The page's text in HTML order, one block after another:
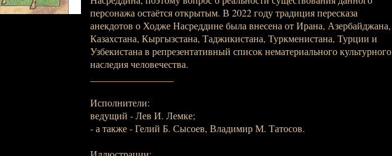
персонажа остаётся открытым. В 2022 году традиция пересказа
анекдотов о Ходже Насреддине была внесена от Ирана, Азербайджана,
Казахстана, Кыргызстана, Таджикистана, Туркменистана, Турции и
Узбекистана в репрезентативный список нематериального культурного
наследия человечества.
Исполнители:
ведущий - Лев И. Лемке;
- а также - Гелий Б. Сысоев, Владимир М. Татосов.